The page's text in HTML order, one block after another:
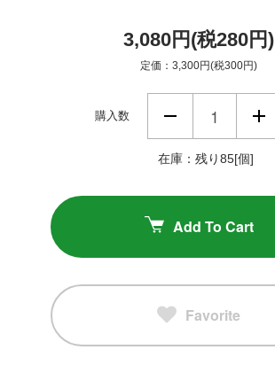
3,080円(税280円)
定価：3,300円(税300円)
購入数
在庫：残り85[個]
Add To Cart
Favorite